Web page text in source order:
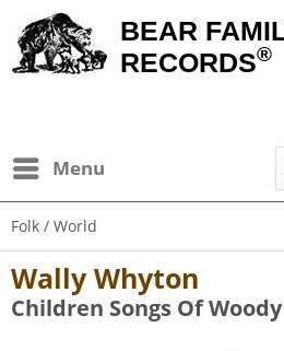
BEAR
RECORDS®
Menu
Folk / World
Wally Whyton
Children Songs Of